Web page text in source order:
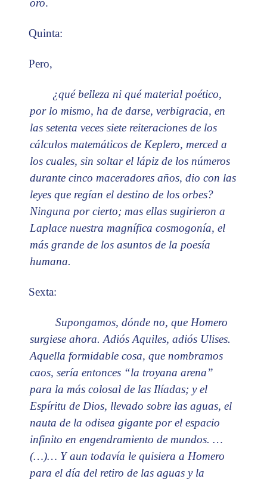
oro.
Quinta:
Pero,
¿qué belleza ni qué material poético,
por lo mismo, ha de darse, verbigracia, en
las setenta veces siete reiteraciones de los
cálculos matemáticos de Keplero, merced a
los cuales, sin soltar el lápiz de los números
durante cinco maceradores años, dio con las
leyes que regían el destino de los orbes?
Ninguna por cierto; mas ellas sugirieron a
Laplace nuestra magnífica cosmogonía, el
más grande de los asuntos de la poesía
humana.
Sexta:
Supongamos, dónde no, que Homero
surgiese ahora. Adiós Aquiles, adiós Ulises.
Aquella formidable cosa, que nombramos
caos, sería entonces “la troyana arena”
para la más colosal de las Ilíadas; y el
Espíritu de Dios, llevado sobre las aguas, el
nauta de la odisea gigante por el espacio
infinito en engendramiento de mundos. …
(…)… Y aun todavía le quisiera a Homero
para el día del retiro de las aguas y la